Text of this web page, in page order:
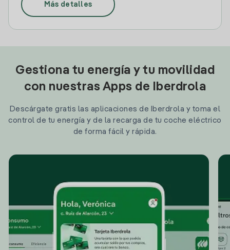
Más detalles
Gestiona tu energía y tu movilidad
con nuestras Apps de Iberdrola
Descárgate gratis las aplicaciones de Iberdrola y toma el
control de tu energía y de la recarga de tu coche eléctrico
de forma fácil y rápida.